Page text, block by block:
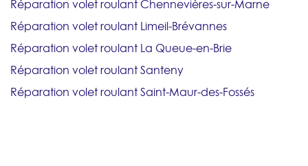
Réparation volet roulant Chennevières-sur-Marne
Réparation volet roulant Limeil-Brévannes
Réparation volet roulant La Queue-en-Brie
Réparation volet roulant Santeny
Réparation volet roulant Saint-Maur-des-Fossés